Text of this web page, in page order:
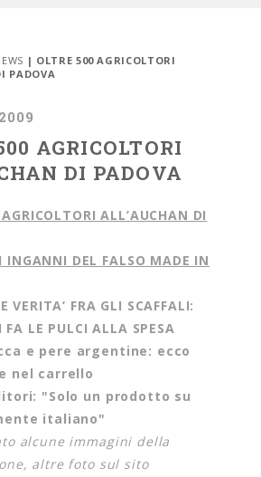
| OLTRE 500 AGRICOLTORI
PADOVA
AGRICOLTORI
DI PADOVA
ALL’AUCHAN DI
INGANNI DEL FALSO MADE IN
VERITA’ FRA GLI SCAFFALI:
FA LE PULCI ALLA SPESA
e pere argentine: ecco
nel carrello
"Solo un prodotto su
italiano"
alcune immagini della
altre foto sul sito